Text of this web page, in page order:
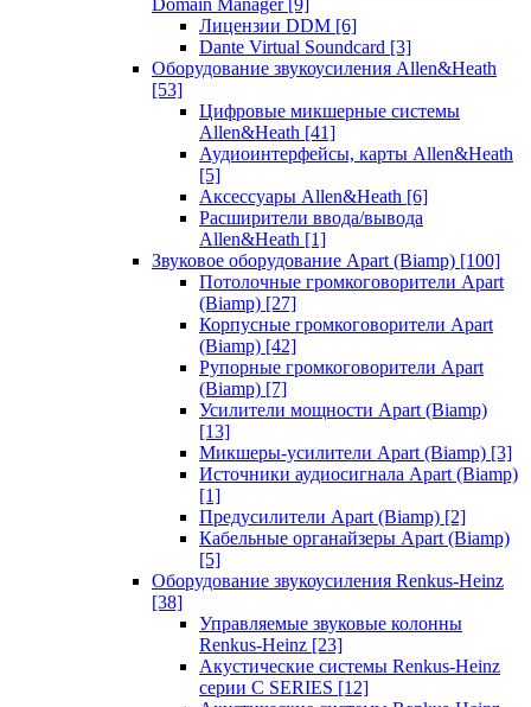
Domain Manager [9]
Лицензии DDM [6]
Dante Virtual Soundcard [3]
Оборудование звукоусиления Allen&Heath
[53]
Цифровые микшерные системы
Allen&Heath [41]
Аудиоинтерфейсы, карты Allen&Heath
[5]
Аксессуары Allen&Heath [6]
Расширители ввода/вывода
Allen&Heath [1]
Звуковое оборудование Apart (Biamp) [100]
Потолочные громкоговорители Apart
(Biamp) [27]
Корпусные громкоговорители Apart
(Biamp) [42]
Рупорные громкоговорители Apart
(Biamp) [7]
Усилители мощности Apart (Biamp)
[13]
Микшеры-усилители Apart (Biamp) [3]
Источники аудиосигнала Apart (Biamp)
[1]
Предусилители Apart (Biamp) [2]
Кабельные органайзеры Apart (Biamp)
[5]
Оборудование звукоусиления Renkus-Heinz
[38]
Управляемые звуковые колонны
Renkus-Heinz [23]
Акустические системы Renkus-Heinz
серии C SERIES [12]